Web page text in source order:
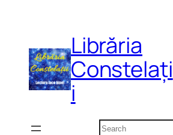
Librăria
Constelați
i
Search